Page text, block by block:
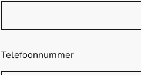
Telefoonnummer